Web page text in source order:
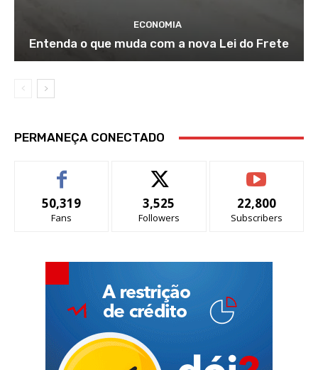
ECONOMIA
Entenda o que muda com a nova Lei do Frete
PERMANEÇA CONECTADO
50,319
Fans
3,525
Followers
22,800
Subscribers